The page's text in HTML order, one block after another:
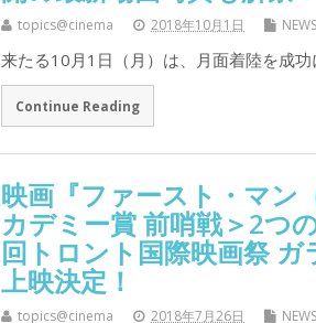
topics@cinema 2018年10月1日 NEWS
来たる10月1日（月）は、月面着陸を成
Continue Reading
映画『ファースト・マン
カデミー賞 前哨戦＞2つ
回トロント国際映画祭
上映決定！
topics@cinema 2018年7月26日 NEWS